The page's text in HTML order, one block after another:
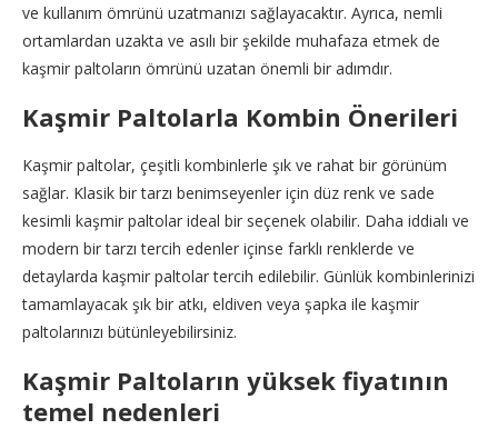
ve kullanım ömrünü uzatmanızı sağlayacaktır. Ayrıca, nemli
ortamlardan uzakta ve asılı bir şekilde muhafaza etmek de
kaşmir paltoların ömrünü uzatan önemli bir adımdır.
Kaşmir Paltolarla Kombin Önerileri
Kaşmir paltolar, çeşitli kombinlerle şık ve rahat bir görünüm
sağlar. Klasik bir tarzı benimseyenler için düz renk ve sade
kesimli kaşmir paltolar ideal bir seçenek olabilir. Daha iddialı ve
modern bir tarzı tercih edenler içinse farklı renklerde ve
detaylarda kaşmir paltolar tercih edilebilir. Günlük kombinlerinizi
tamamlayacak şık bir atkı, eldiven veya şapka ile kaşmir
paltolarınızı bütünleyebilirsiniz.
Kaşmir Paltoların yüksek fiyatının
temel nedenleri